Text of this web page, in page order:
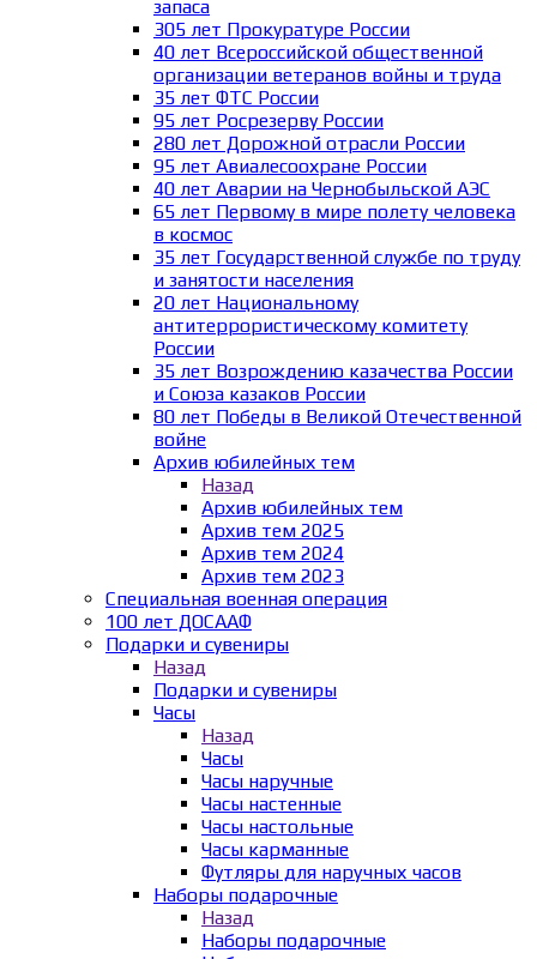
запаса
305 лет Прокуратуре России
40 лет Всероссийской общественной
организации ветеранов войны и труда
35 лет ФТС России
95 лет Росрезерву России
280 лет Дорожной отрасли России
95 лет Авиалесоохране России
40 лет Аварии на Чернобыльской АЭС
65 лет Первому в мире полету человека
в космос
35 лет Государственной службе по труду
и занятости населения
20 лет Национальному
антитеррористическому комитету
России
35 лет Возрождению казачества России
и Союза казаков России
80 лет Победы в Великой Отечественной
войне
Архив юбилейных тем
Назад
Архив юбилейных тем
Архив тем 2025
Архив тем 2024
Архив тем 2023
Специальная военная операция
100 лет ДОСААФ
Подарки и сувениры
Назад
Подарки и сувениры
Часы
Назад
Часы
Часы наручные
Часы настенные
Часы настольные
Часы карманные
Футляры для наручных часов
Наборы подарочные
Назад
Наборы подарочные